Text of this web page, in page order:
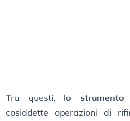
Tra questi, lo strumento
cosiddette operazioni di